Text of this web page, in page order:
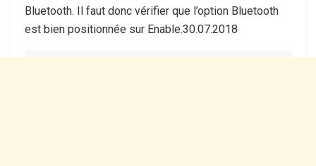
Bluetooth. Il faut donc vérifier que l’option Bluetooth
est bien positionnée sur Enable.30.07.2018